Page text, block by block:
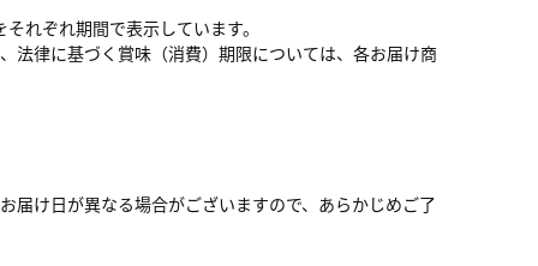
れぞれ期間で表示しています。
法律に基づく賞味（消費）期限については、各お届け商
け日が異なる場合がございますので、あらかじめご了